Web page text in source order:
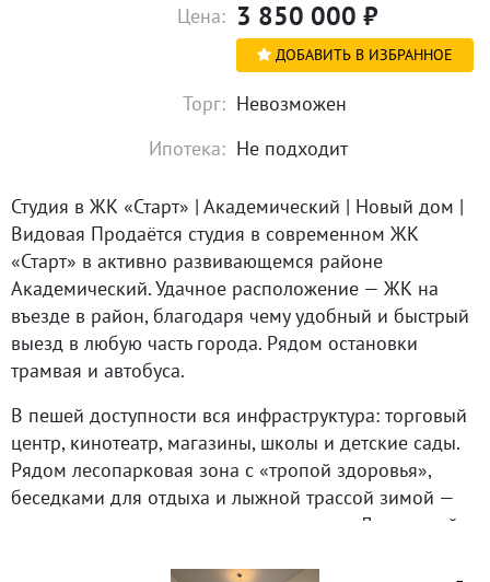
Цена: 3 850 000 ₽
ДОБАВИТЬ В ИЗБРАННОЕ
Торг: Невозможен
Ипотека: Не подходит
Студия в ЖК «Старт» | Академический | Новый дом |
Видовая Продаётся студия в современном ЖК
«Старт» в активно развивающемся районе
Академический. Удачное расположение — ЖК на
въезде в район, благодаря чему удобный и быстрый
выезд в любую часть города. Рядом остановки
трамвая и автобуса.
В пешей доступности вся инфраструктура: торговый
центр, кинотеатр, магазины, школы и детские сады.
Рядом лесопарковая зона с «тропой здоровья»,
беседками для отдыха и лыжной трассой зимой —
отличное место для прогулок и спорта. Дом новый,